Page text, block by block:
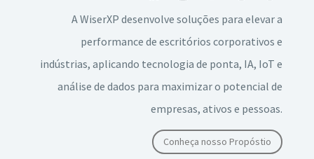
A WiserXP desenvolve soluções para elevar a
performance de escritórios corporativos e
indústrias, aplicando tecnologia de ponta, IA, IoT e
análise de dados para maximizar o potencial de
empresas, ativos e pessoas.
Conheça nosso Propóstio